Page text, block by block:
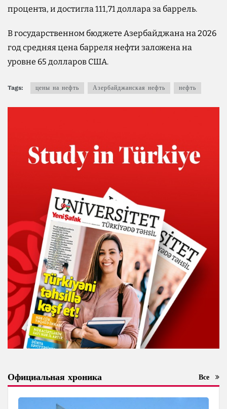
процента, и достигла 111,71 доллара за баррель.
В государственном бюджете Азербайджана на 2026
год средняя цена барреля нефти заложена на
уровне 65 долларов США.
Tags: цены на нефть Азербайджанская нефть нефть
Официальная хроника Все